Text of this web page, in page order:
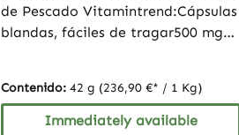
de Pescado Vitamintrend:Cápsulas
blandas, fáciles de tragar500 mg
Omega-3Contiene 18% de ácido
eicosapentaenoico (EPA) y 12% de
Contenido: 42 g (236,90 €* / 1 Kg)
Immediately available